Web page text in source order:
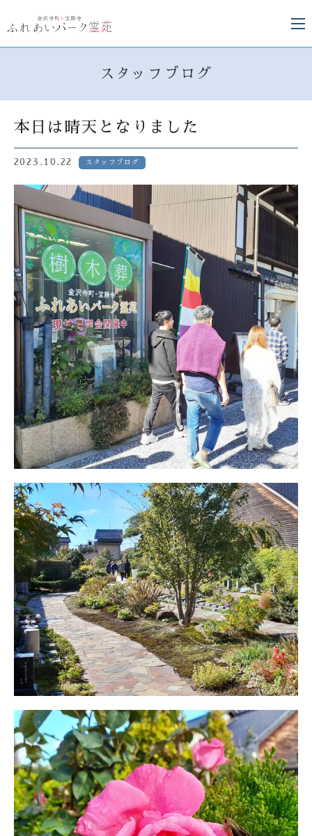
スタッフブログ
本日は晴天となりました
2023.10.22 スタッフブログ